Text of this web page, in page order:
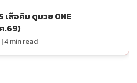
สือคิม ดูมวย ONE
.69)
|4min read